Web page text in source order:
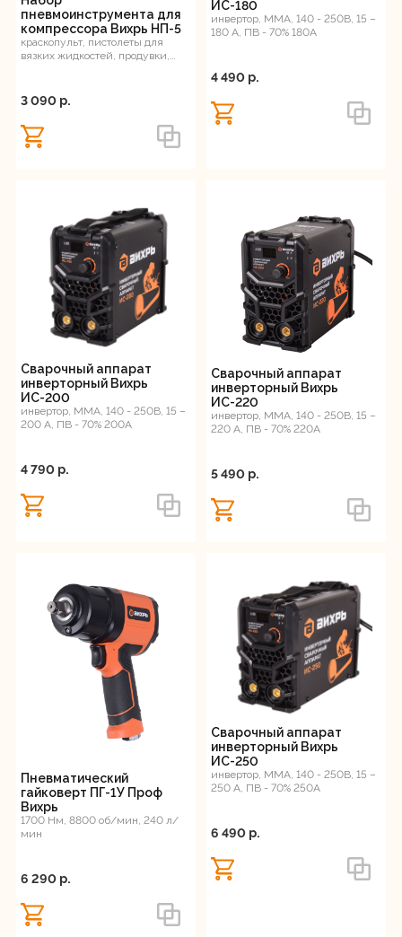
пневмоинструмента для
компрессора Вихрь НП-5
краскопульт, пистолеты для
вязких жидкостей, продувки,
3 090 p.
ИС-180
инвертор, MMA, 140 - 250В, 15 –
180 А, ПВ - 70% 180А
4 490 p.
Сварочный аппарат
инверторный Вихрь
ИС-200
инвертор, MMA, 140 - 250В, 15 –
200 А, ПВ - 70% 200А
4 790 p.
Сварочный аппарат
инверторный Вихрь
ИС-220
инвертор, MMA, 140 - 250В, 15 –
220 А, ПВ - 70% 220А
5 490 p.
Пневматический
гайковерт ПГ-1У Проф
Вихрь
1700 Нм, 8800 об/мин, 240 л/
мин
6 290 p.
Сварочный аппарат
инверторный Вихрь
ИС-250
инвертор, MMA, 140 - 250В, 15 –
250 А, ПВ - 70% 250А
6 490 p.